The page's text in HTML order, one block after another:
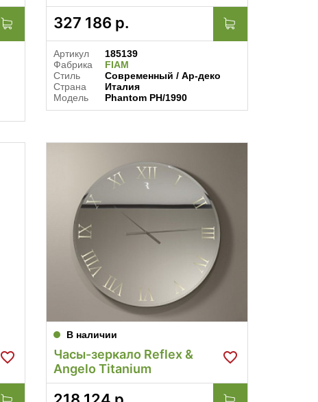
327 186 р.
Артикул
185139
Фабрика
FIAM
Стиль
Современный / Ар-деко
Страна
Италия
Модель
Phantom PH/1990
В наличии
Часы-зеркало Reflex &
Angelo Titanium